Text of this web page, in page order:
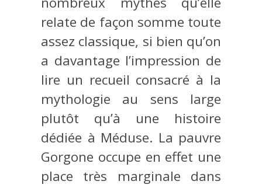
relate de façon somme toute
assez classique, si bien qu’on
a davantage l’impression de
lire un recueil consacré à la
mythologie au sens large
plutôt qu’à une histoire
dédiée à Méduse. La pauvre
Gorgone occupe en effet une
place très marginale dans